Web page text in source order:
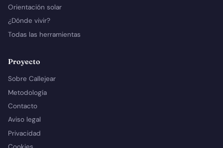
Orientación solar
¿Dónde vivir?
Todas las herramientas
Proyecto
Sobre Callejear
Metodología
Contacto
Aviso legal
Privacidad